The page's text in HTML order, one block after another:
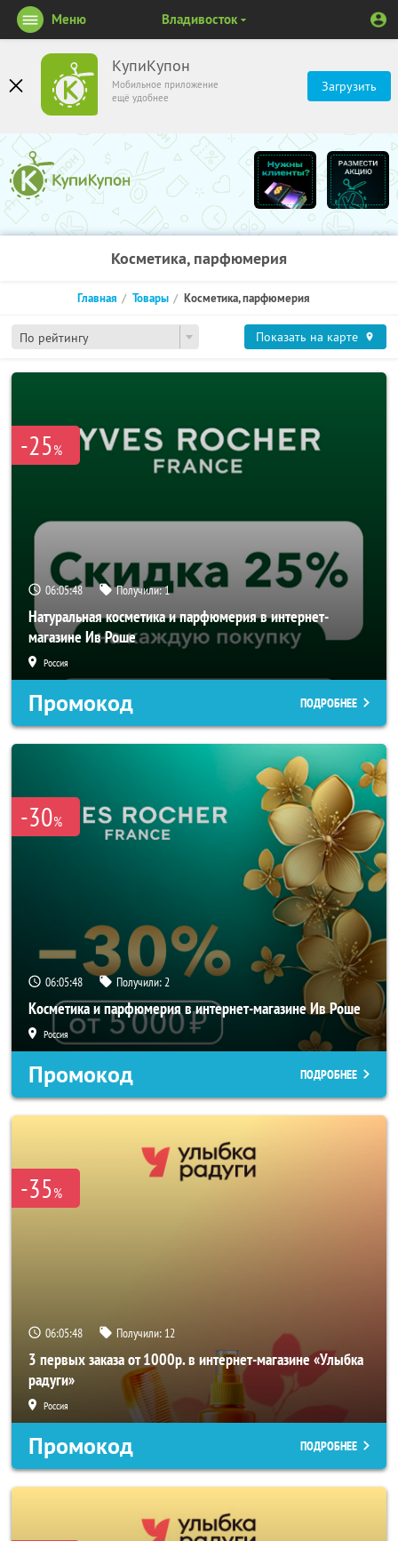
КупиКупон
Мобильное приложение
ещё удобнее
Загрузить
Меню Владивосток
Косметика, парфюмерия
По рейтингу
Главная Товары Косметика, парфюмерия
Показать на карте
-25%
06:05:48 Получили:1
Натуральная косметика и парфюмерия в интернет-
магазине Ив Роше
Россия
Промокод ПОДРОБНЕЕ
-30%
06:05:48 Получили:2
Косметика и парфюмерия в интернет-магазине Ив Роше
Россия
Промокод ПОДРОБНЕЕ
-35%
06:05:48 Получили: 12
3 первых заказа от 1000р. в интернет-магазине «Улыбка
радуги»
Россия
Промокод ПОДРОБНЕЕ